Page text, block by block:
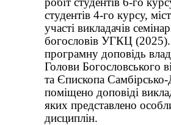
студентів 4-го курсу,
участі викладачів
богословів УГКЦ (2025).
програмну доповідь
Голови Богословського
та Єпископа
поміщено доповіді
яких представлено
дисциплін.